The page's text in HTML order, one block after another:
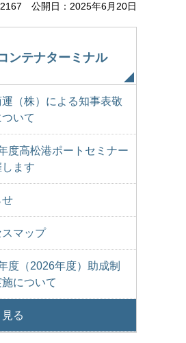
公開日：2025年6月20日
ンテナターミナル
（株）による知事表敬
いて
度高松港ポートセミナー
ます
せ
マップ
度（2026年度）助成制
について
る